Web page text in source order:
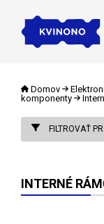
Domov
komponenty
FILTROVAŤ
INTERNÉ